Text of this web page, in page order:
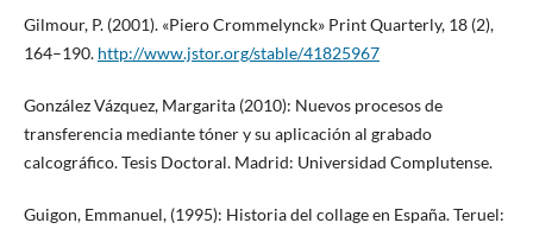
Gilmour, P. (2001). «Piero Crommelynck» Print Quarterly, 18 (2),
164–190. http://www.jstor.org/stable/41825967
González Vázquez, Margarita (2010): Nuevos procesos de
transferencia mediante tóner y su aplicación al grabado
calcográfico. Tesis Doctoral. Madrid: Universidad Complutense.
Guigon, Emmanuel, (1995): Historia del collage en España. Teruel: